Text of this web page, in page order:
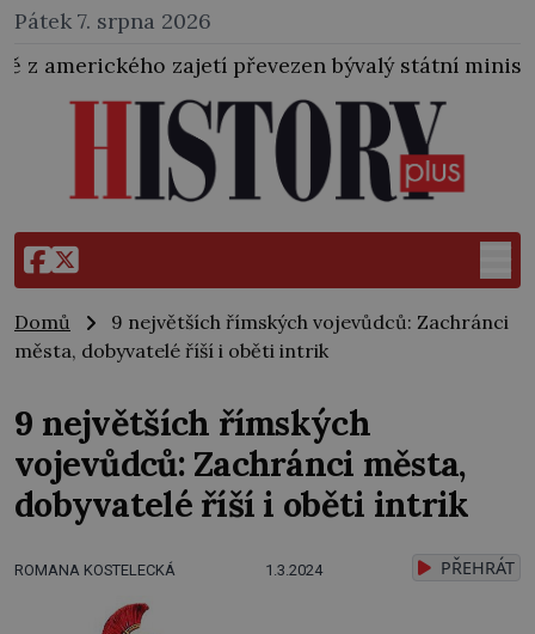
Pátek 7. srpna 2026
převezen bývalý státní ministr pro protektorát K.
Domů
9 největších římských vojevůdců: Zachránci
města, dobyvatelé říší i oběti intrik
9 největších římských
vojevůdců: Zachránci města,
dobyvatelé říší i oběti intrik
ROMANA KOSTELECKÁ 1.3.2024 PŘEHRÁT